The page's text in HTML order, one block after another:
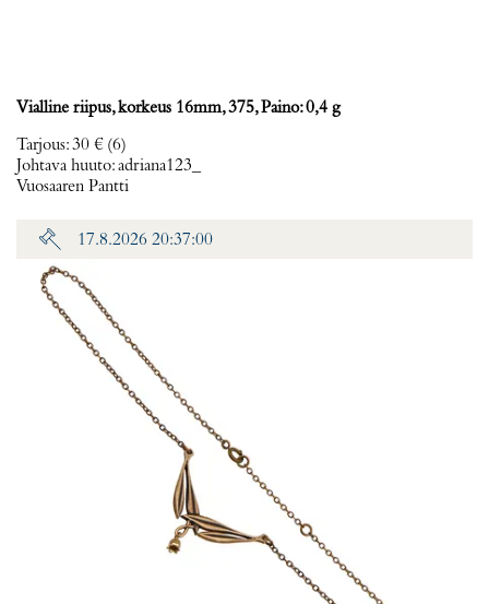
Vialline riipus, korkeus 16mm, 375, Paino: 0,4 g
Tarjous:30 € (6)
Johtava huuto:adriana123_
Vuosaaren Pantti
17.8.2026 20:37:00